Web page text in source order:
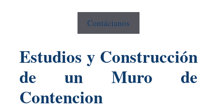
Contáctanos
Estudios y Construcción
de un Muro de
Contencion